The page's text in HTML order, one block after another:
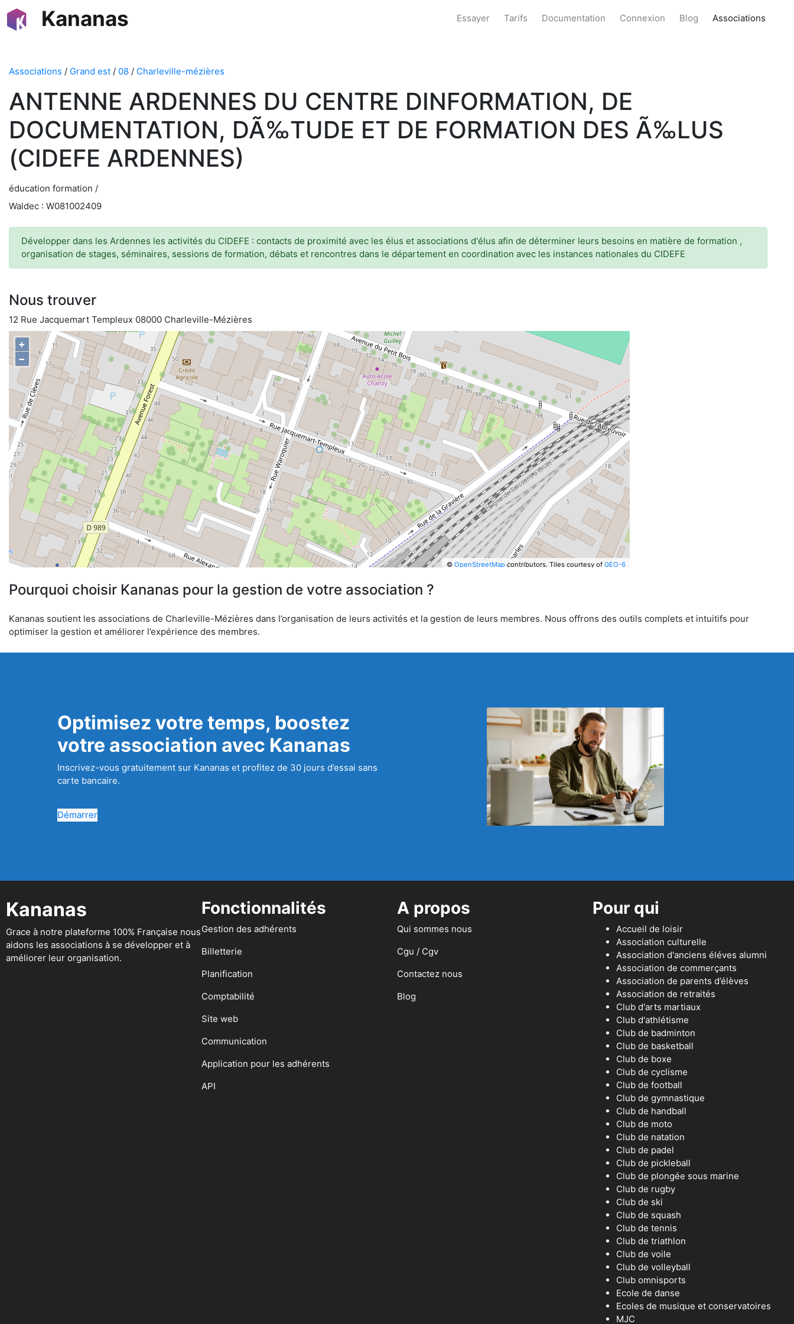
Kananas Essayer Tarifs Documentation Connexion Blog Associations
Associations / Grand est / 08 / Charleville-mézières
ANTENNE ARDENNES DU CENTRE DINFORMATION, DE
DOCUMENTATION, DÃ‰TUDE ET DE FORMATION DES Ã‰LUS
(CIDEFE ARDENNES)
éducation formation /
Waldec : W081002409
Développer dans les Ardennes les activités du CIDEFE : contacts de proximité avec les élus et associations d'élus afin de déterminer leurs besoins en matière de formation ,
organisation de stages, séminaires, sessions de formation, débats et rencontres dans le département en coordination avec les instances nationales du CIDEFE
Nous trouver
12 Rue Jacquemart Templeux 08000 Charleville-Mézières
+
−
© OpenStreetMapcontributors. Tiles courtesy of GEO-6
Pourquoi choisir Kananas pour la gestion de votre association ?
Kananas soutient les associations de Charleville-Mézières dans l’organisation de leurs activités et la gestion de leurs membres. Nous offrons des outils complets et intuitifs pour
optimiser la gestion et améliorer l’expérience des membres.
Optimisez votre temps, boostez
votre association avec Kananas
Inscrivez-vous gratuitement sur Kananas et profitez de 30 jours d’essai sans
carte bancaire.
Démarrer
Kananas
Grace à notre plateforme 100% Française nous
aidons les associations à se développer et à
améliorer leur organisation.
Fonctionnalités
Gestion des adhérents
Billetterie
Planification
Comptabilité
Site web
Communication
Application pour les adhérents
API
A propos
Qui sommes nous
Cgu / Cgv
Contactez nous
Blog
Pour qui
Accueil de loisir
Association culturelle
Association d'anciens éléves alumni
Association de commerçants
Association de parents d’élèves
Association de retraités
Club d'arts martiaux
Club d'athlétisme
Club de badminton
Club de basketball
Club de boxe
Club de cyclisme
Club de football
Club de gymnastique
Club de handball
Club de moto
Club de natation
Club de padel
Club de pickleball
Club de plongée sous marine
Club de rugby
Club de ski
Club de squash
Club de tennis
Club de triathlon
Club de voile
Club de volleyball
Club omnisports
Ecole de danse
Ecoles de musique et conservatoires
MJC